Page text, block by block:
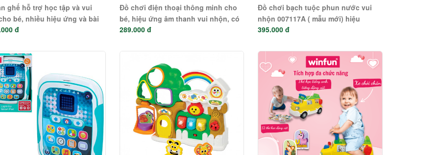
ghế hỗ trợ học tập và vui
bé, nhiều hiệu ứng và bài
dẫn Winfun 1207
đ
Đồ chơi điện thoại thông minh cho
bé, hiệu ứng âm thanh vui nhộn, có
thể ghi âm Winfun 0740
289.000 đ
Đồ chơi bạch tuộc phun nước vui
nhộn 007117A ( mẫu mới) hiệu
Winfun
395.000 đ